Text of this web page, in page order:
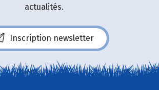
actualités.
Inscription newsletter